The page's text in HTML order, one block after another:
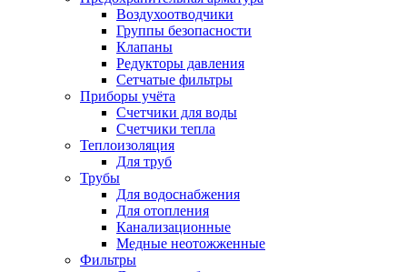
Воздухоотводчики
Группы безопасности
Клапаны
Редукторы давления
Сетчатые фильтры
Приборы учёта
Счетчики для воды
Счетчики тепла
Теплоизоляция
Для труб
Трубы
Для водоснабжения
Для отопления
Канализационные
Медные неотожженные
Фильтры